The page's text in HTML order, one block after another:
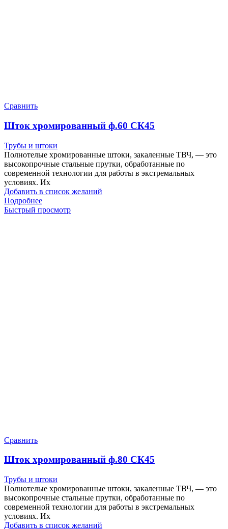
Сравнить
Шток хромированный ф.60 СК45
Трубы и штоки
Полнотелые хромированные штоки, закаленные ТВЧ, — это
высокопрочные стальные прутки, обработанные по
современной технологии для работы в экстремальных
условиях. Их
Добавить в список желаний
Подробнее
Быстрый просмотр
Сравнить
Шток хромированный ф.80 СК45
Трубы и штоки
Полнотелые хромированные штоки, закаленные ТВЧ, — это
высокопрочные стальные прутки, обработанные по
современной технологии для работы в экстремальных
условиях. Их
Добавить в список желаний